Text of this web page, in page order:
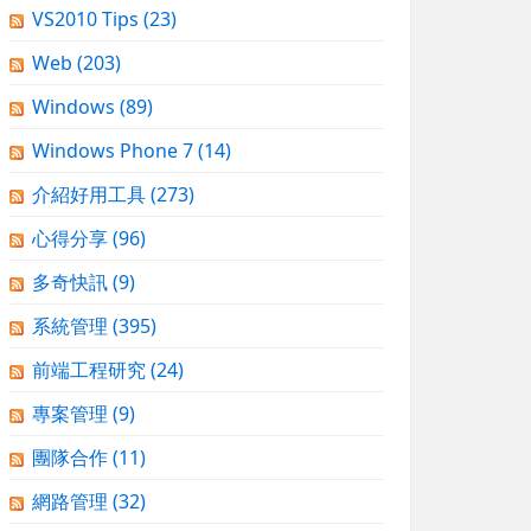
VS2010 Tips (23)
Web (203)
Windows (89)
Windows Phone 7(14)
介紹好用工具(273)
心得分享(96)
多奇快訊(9)
系統管理 (395)
前端工程研究(24)
專案管理 (9)
團隊合作(11)
網路管理 (32)